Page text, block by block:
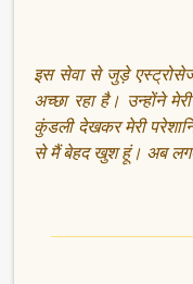
इस सेवा से जुड़े
अच्छा रहा है। उन्होंने
कुंडली देखकर मेरी
से मैं बेहद खुश हूं। अब